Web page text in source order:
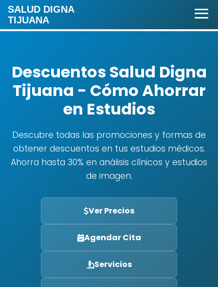
SALUD DIGNA
TIJUANA
Descuentos Salud Digna
Tijuana - Cómo Ahorrar
en Estudios
Descubre todas las promociones y formas de
obtener descuentos en tus estudios médicos.
Ahorra hasta 30% en análisis clínicos y estudios
de imagen.
Ver Precios
Agendar Cita
Servicios